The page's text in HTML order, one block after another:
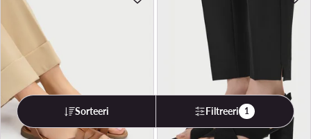
Sorteeri Filtreeri 1